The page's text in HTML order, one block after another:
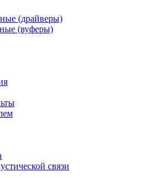
(драйверы)
(вуферы)
связи